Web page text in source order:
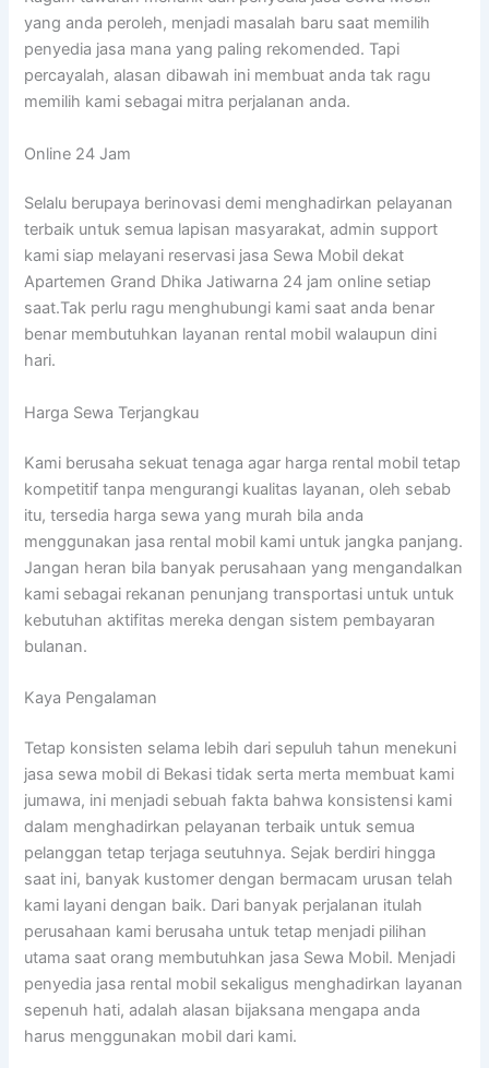
yang anda peroleh, menjadi masalah baru saat memilih
penyedia jasa mana yang paling rekomended. Tapi
percayalah, alasan dibawah ini membuat anda tak ragu
memilih kami sebagai mitra perjalanan anda.
Online 24 Jam
Selalu berupaya berinovasi demi menghadirkan pelayanan
terbaik untuk semua lapisan masyarakat, admin support
kami siap melayani reservasi jasa Sewa Mobil dekat
Apartemen Grand Dhika Jatiwarna 24 jam online setiap
saat.Tak perlu ragu menghubungi kami saat anda benar
benar membutuhkan layanan rental mobil walaupun dini
hari.
Harga Sewa Terjangkau
Kami berusaha sekuat tenaga agar harga rental mobil tetap
kompetitif tanpa mengurangi kualitas layanan, oleh sebab
itu, tersedia harga sewa yang murah bila anda
menggunakan jasa rental mobil kami untuk jangka panjang.
Jangan heran bila banyak perusahaan yang mengandalkan
kami sebagai rekanan penunjang transportasi untuk untuk
kebutuhan aktifitas mereka dengan sistem pembayaran
bulanan.
Kaya Pengalaman
Tetap konsisten selama lebih dari sepuluh tahun menekuni
jasa sewa mobil di Bekasi tidak serta merta membuat kami
jumawa, ini menjadi sebuah fakta bahwa konsistensi kami
dalam menghadirkan pelayanan terbaik untuk semua
pelanggan tetap terjaga seutuhnya. Sejak berdiri hingga
saat ini, banyak kustomer dengan bermacam urusan telah
kami layani dengan baik. Dari banyak perjalanan itulah
perusahaan kami berusaha untuk tetap menjadi pilihan
utama saat orang membutuhkan jasa Sewa Mobil. Menjadi
penyedia jasa rental mobil sekaligus menghadirkan layanan
sepenuh hati, adalah alasan bijaksana mengapa anda
harus menggunakan mobil dari kami.